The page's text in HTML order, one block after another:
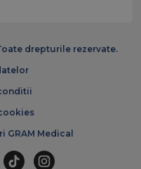
drepturile rezervate.
GRAM Medical